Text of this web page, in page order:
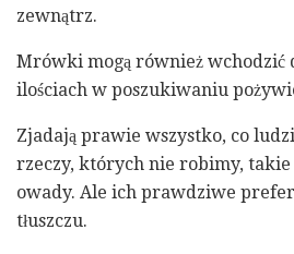
zewnątrz.
Mrówki mogą również wchodzić
ilościach w poszukiwaniu
Zjadają prawie wszystko, co
rzeczy, których nie robimy,
owady. Ale ich prawdziwe
tłuszczu.